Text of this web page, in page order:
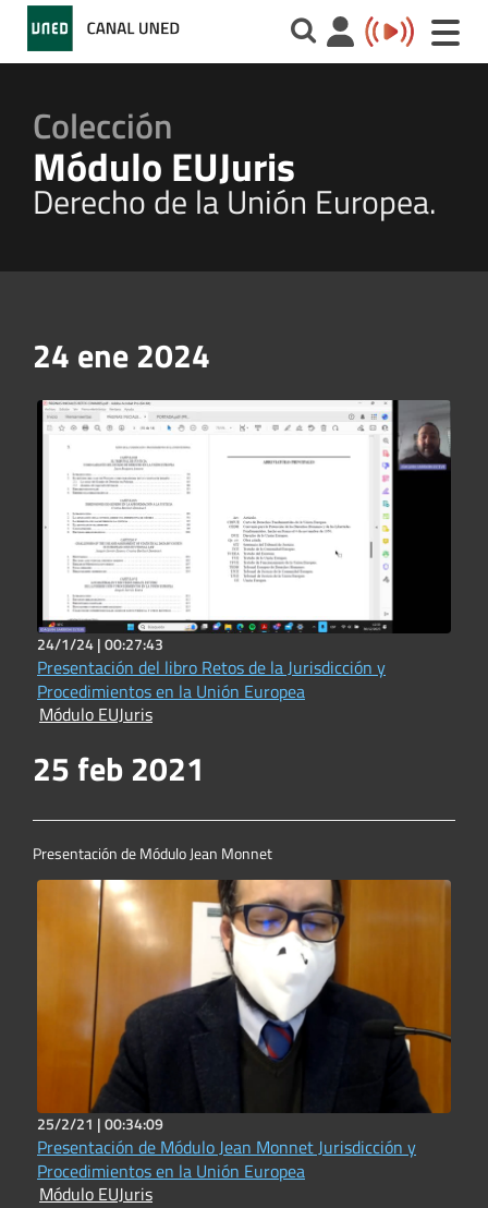
Toggle
Colección
Módulo EUJuris
Derecho de la Unión Europea.
24 ene 2024
24/1/24 |00:27:43
Presentación del libro Retos de la Jurisdicción y
Procedimientos en la Unión Europea
Módulo EUJuris
25 feb 2021
Presentación de Módulo Jean Monnet
25/2/21 |00:34:09
Presentación de Módulo Jean Monnet Jurisdicción y
Procedimientos en la Unión Europea
Módulo EUJuris